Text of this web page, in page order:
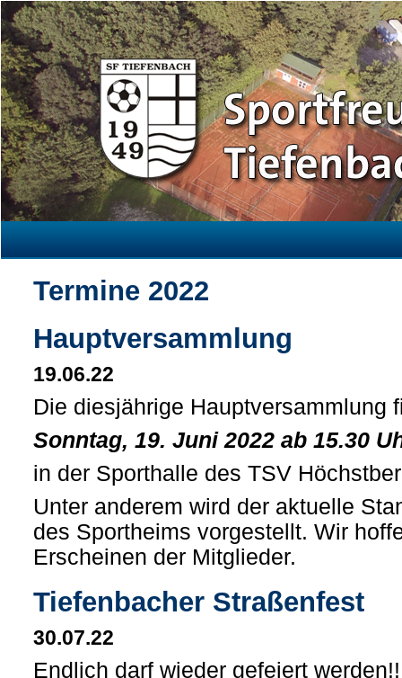
Termine 2022
Hauptversammlung
19.06.22
Die diesjährige Hauptversammlung
Sonntag, 19. Juni 2022 ab 15.30
in der Sporthalle des TSV
Unter anderem wird der aktuelle
des Sportheims vorgestellt. Wir
Erscheinen der Mitglieder.
Tiefenbacher Straßenfest
30.07.22
Endlich darf wieder gefeiert